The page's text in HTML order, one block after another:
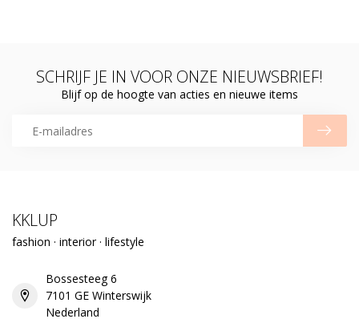
SCHRIJF JE IN VOOR ONZE NIEUWSBRIEF!
Blijf op de hoogte van acties en nieuwe items
KKLUP
fashion · interior · lifestyle
Bossesteeg 6
7101 GE Winterswijk
Nederland